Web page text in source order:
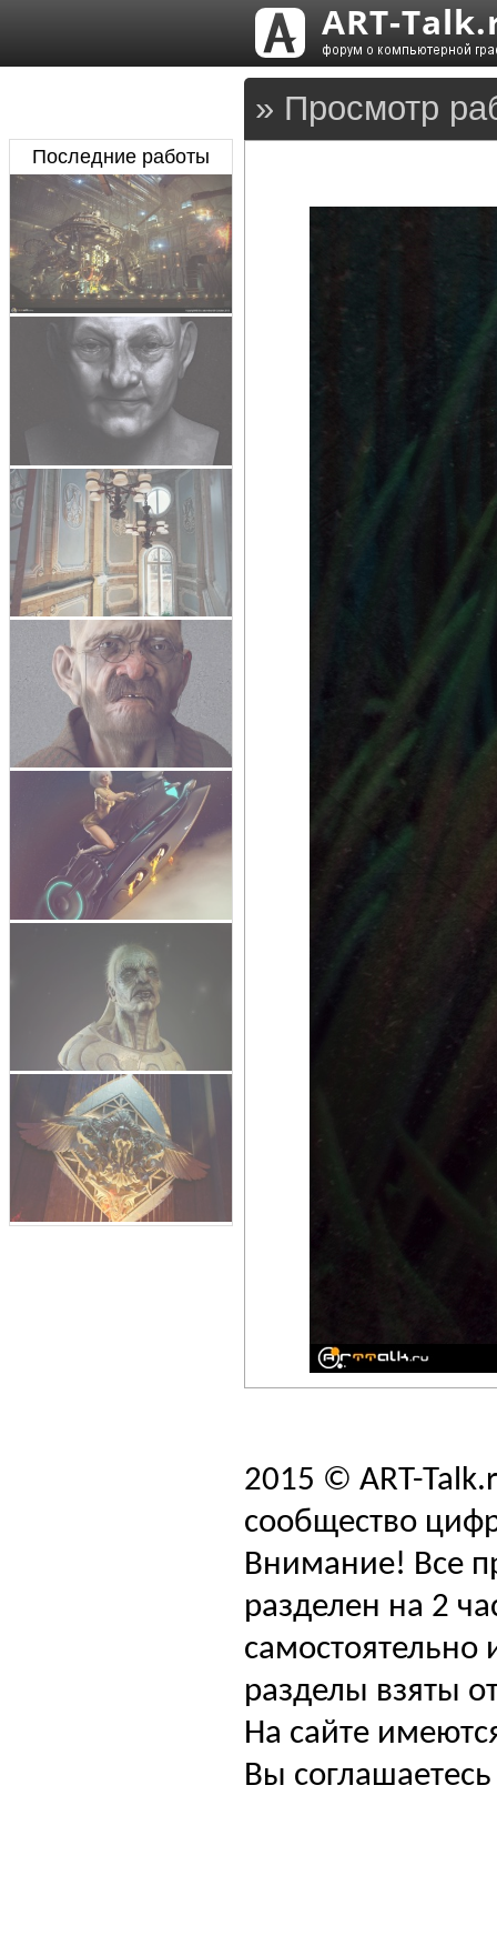
» Просмотр
Последние работы
2015 © ART-
сообщество
Внимание! Все
разделен на 2
самостоятельно
разделы взяты
На сайте
Вы